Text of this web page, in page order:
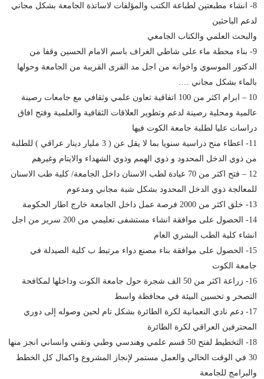
8- انشاء مطبعتين لطباعة الكتب والمؤلفات لاساتذة الجامعة بشكل مجاني
لدعم الباحثين
والبحث العلمي والكتاب الجامعي
9- بناء محطة ماء على شاطي الغراف باسم الامام الحسين وقفا من
الدكتور الموسوي واخوانه من اجل مد القرى القريبة من الجامعة وحولها
بالماء بشكل مجاني ….
10 – ابرام اكثر من 100 اتفاقية تعاون علمي وثقافي مع جامعات رصينة
عالمية ومحلية رصينة لدعم وتطوير العلاقات الثقافية والعلمية وفتح افاق
دراسات عليا لطلبة جامعة الكوت فيها
11- اعطاء منح دراسية سنويا بما لا يقل عن ( 3 مليار دينار عراقي ) للطلبة
من ذوي الدخل المحدود و ذوي الهمم وذوي الشهداء والايتام وغيرهم
12 – فتح اكثر من 70 عيادة لطب الاسنان داخل الجامعة/ كلية طب الاسنان
للمعالجة ذوي الدخل المحدود بشكل شبة مجاني ومدعوم
13- خلق اكثر من 2000 فرصة عمل داخل الجامعة خارج اطار الحكومة
14- الحصول على موافقة انشاء مستشفى تعليمي من 200 سرير من اجل
انشاء كلية الطب البشري العام
15- الحصول على موافقة بناء مصنع دواء مرتبط ب كلية الصيدلة في
جامعة الكوت
16- زراعة اكثر من 50 الف شجرة حول جامعة الكوت وداخلها لمكافحة
التصحر و تحسين البيئة في محافظة واسط
17- دعم نادي النعمانية لكرة الطائرة بشكل تام لحين وصوله إلى دوري
المحترفين العراقي لكرة الطائرة
18- التخطيط لفتح 50 قسم علمي وهندسي وطبي وتقني وانساني انجز منها
30 في الوقت الحالي والعمل مستمر لإنجاز المشروع واكمال كل الخطط
والبرامج للجامعة